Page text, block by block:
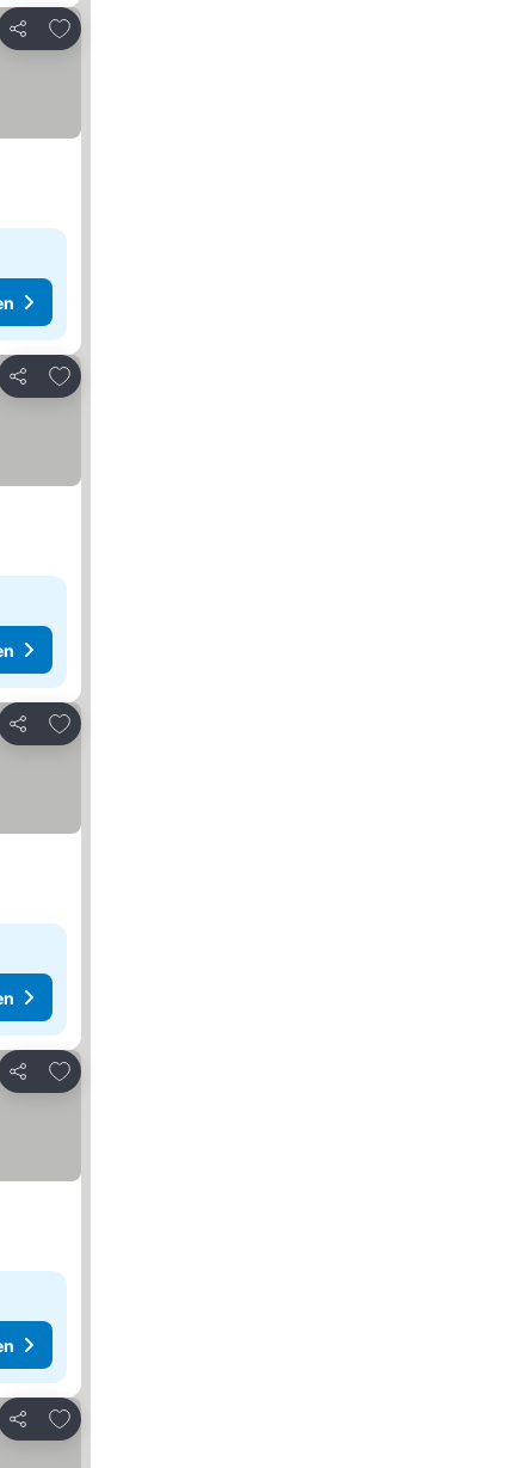
Delen
Toevoegen aan favorieten
Delen
Toevoegen aan favorieten
Delen
Toevoegen aan favorieten
Delen
Toevoegen aan favorieten
Delen
Toevoegen aan favorieten